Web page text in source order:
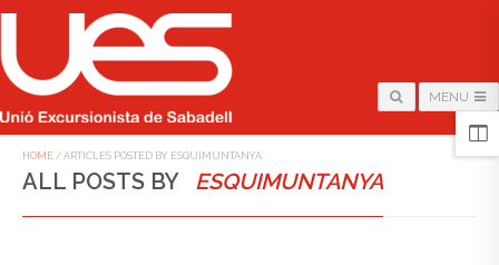
MENU
HOME / ARTICLES POSTED BY ESQUIMUNTANYA
ALL POSTS BY ESQUIMUNTANYA